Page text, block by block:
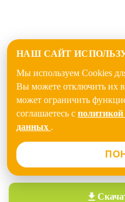
НАШ САЙТ
Мы используем Cookies
Вы можете отключить их в
может ограничить
соглашаетесь с
данных .